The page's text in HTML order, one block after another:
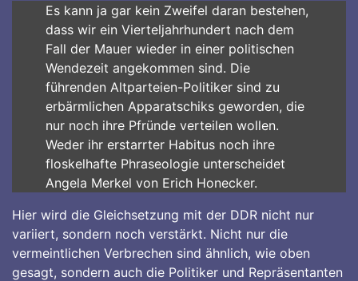
Es kann ja gar kein Zweifel daran bestehen,
dass wir ein Vierteljahrhundert nach dem
Fall der Mauer wieder in einer politischen
Wendezeit angekommen sind. Die
führenden Altparteien-Politiker sind zu
erbärmlichen Apparatschiks geworden, die
nur noch ihre Pfründe verteilen wollen.
Weder ihr erstarrter Habitus noch ihre
floskelhafte Phraseologie unterscheidet
Angela Merkel von Erich Honecker.
Hier wird die Gleichsetzung mit der DDR nicht nur
variiert, sondern noch verstärkt. Nicht nur die
vermeintlichen Verbrechen sind ähnlich, wie oben
gesagt, sondern auch die Politiker und Repräsentanten